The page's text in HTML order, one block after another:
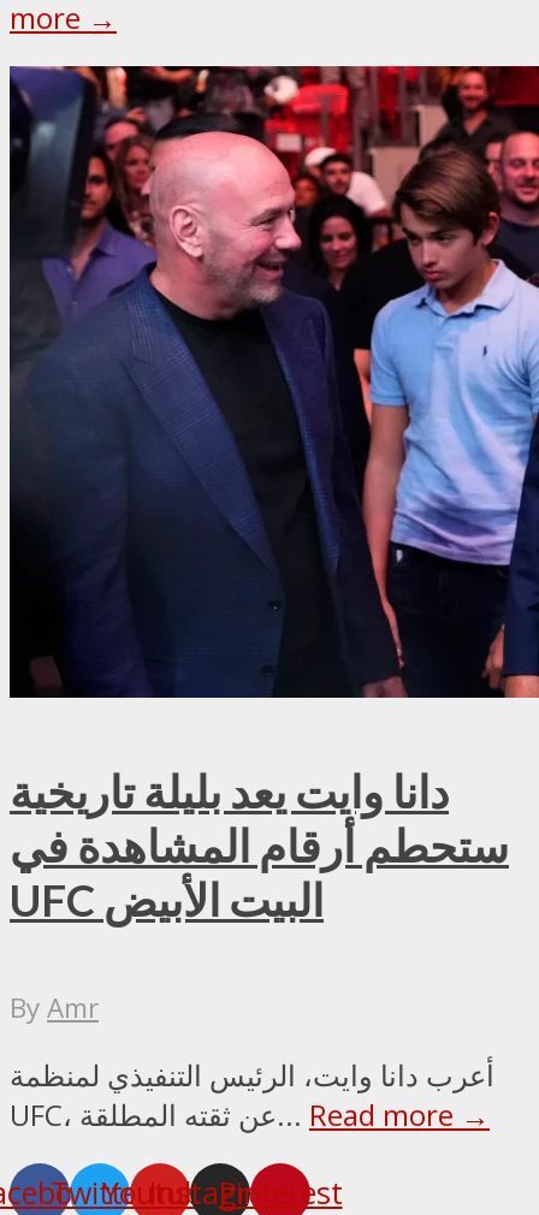
more →
دانا وايت يعد بليلة تاريخية
ستحطم أرقام المشاهدة في
UFC البيت الأبيض
ByAmr
أعرب دانا وايت، الرئيس التنفيذي لمنظمة
UFC، عن ثقته المطلقة... Read more →
TwitterYoutube
Instagram
Pinterest